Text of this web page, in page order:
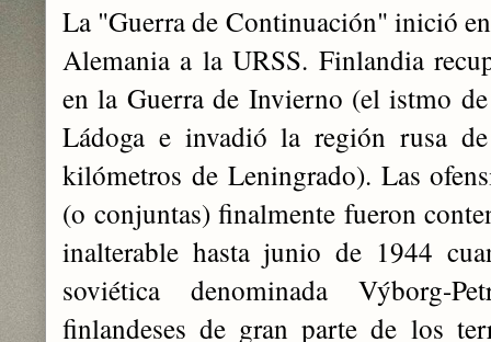
La "Guerra de Continuación" inició
Alemania a la URSS. Finlandia
en la Guerra de Invierno (el istmo
Ládoga e invadió la región rusa
kilómetros de Leningrado). Las
(o conjuntas) finalmente fueron
inalterable hasta junio de 1944
soviética denominada Výborg-
finlandeses de gran parte de los